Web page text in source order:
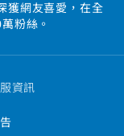
獲網友喜愛，在全
粉絲。
資訊